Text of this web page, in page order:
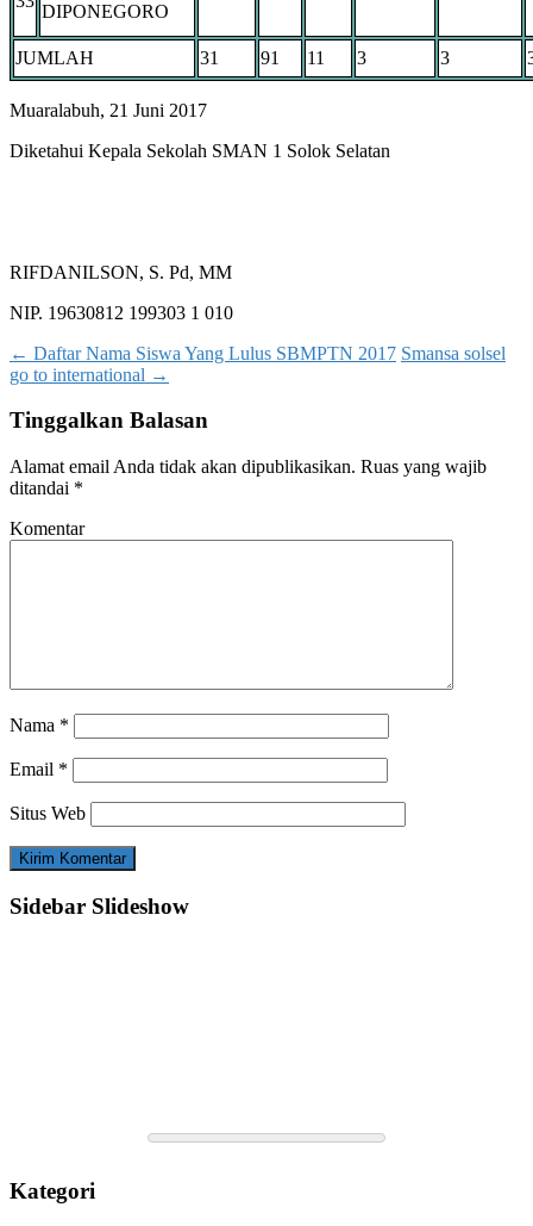
DIPONEGORO
JUMLAH 31 91 11 3 3
Muaralabuh, 21 Juni 2017
Diketahui Kepala Sekolah SMAN 1 Solok Selatan
RIFDANILSON, S. Pd, MM
NIP. 19630812 199303 1 010
Post
navigation
← Daftar Nama Siswa Yang Lulus SBMPTN 2017 Smansa solsel
go to international →
Tinggalkan Balasan
Alamat email Anda tidak akan dipublikasikan. Ruas yang wajib
ditandai *
Komentar
Nama *
Email *
Situs Web
Sidebar Slideshow
Kategori